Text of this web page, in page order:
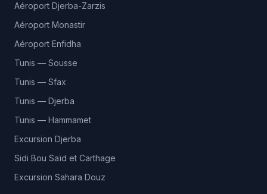
Aéroport Djerba-Zarzis
Aéroport Monastir
Aéroport Enfidha
Tunis — Sousse
Tunis — Sfax
Tunis — Djerba
Tunis — Hammamet
Excursion Djerba
Sidi Bou Saïd et Carthage
Excursion Sahara Douz